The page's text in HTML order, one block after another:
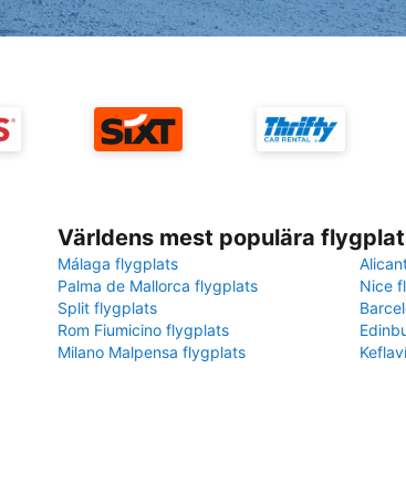
Världens mest populära
Málaga flygplats
Palma de Mallorca flygplats
Nice
Split flygplats
Rom Fiumicino flygplats
Milano Malpensa flygplats